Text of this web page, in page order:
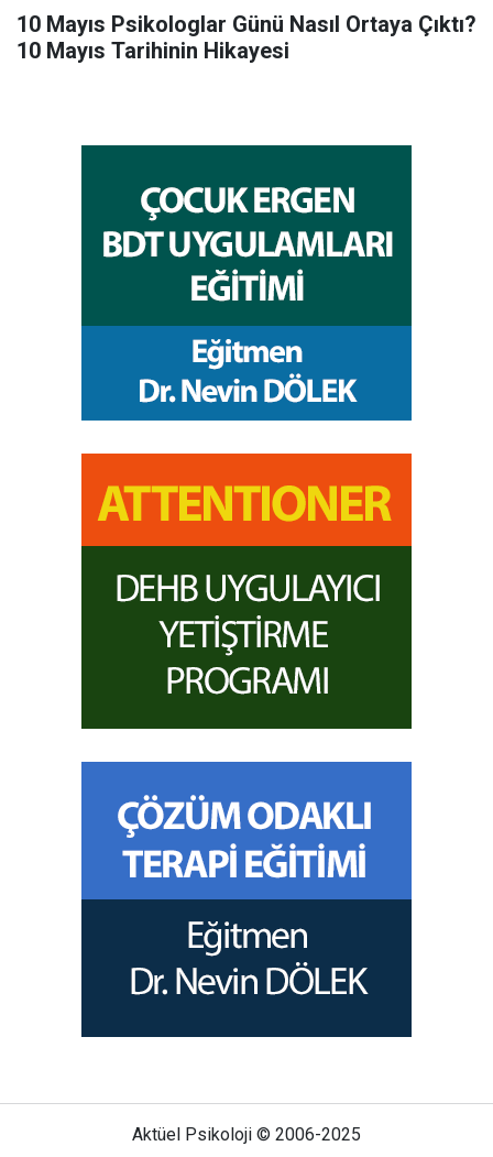
10 Mayıs Psikologlar Günü Nasıl Ortaya Çıktı?
10 Mayıs Tarihinin Hikayesi
Aktüel Psikoloji © 2006-2025